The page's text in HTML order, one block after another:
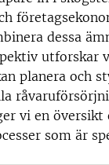
dessa
utforskar
planera och
vi en översikt
som är